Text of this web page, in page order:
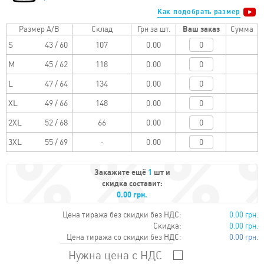
Как подобрать размер
Размер A/B Склад Грн за шт. Ваш заказ Сумма
S 43 / 60 0.00
M 45 / 62 0.00
L 47 / 64 0.00
XL 49 / 66 0.00
2XL 52 / 68 0.00
3XL 55 / 69 0.00
Закажите ещё 1 шт и
скидка составит:
0.00 грн.
Цена тиража без скидки без НДС:
0.00 грн.
Скидка:
0.00 грн.
Цена тиража со скидки без НДС:
0.00 грн.
Нужна цена с НДС